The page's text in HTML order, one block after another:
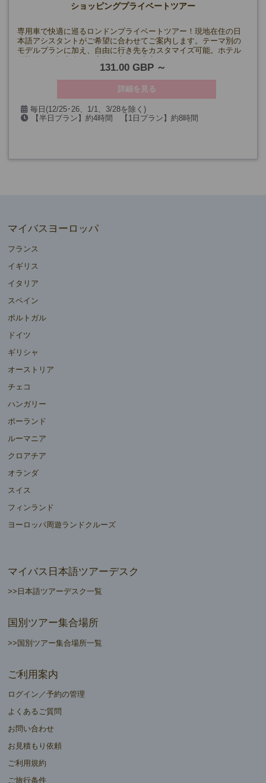
ショッピングプライベートツアー
専用車で快適に巡るロンドンプライベートツアー！現地在住の日
本語アシスタントがご希望に合わせてご案内します。テーマ別の
モデルプランに加え、自由に行き先をカスタマイズ可能。ホテル
131.00 GBP
詳細を見る
毎日(12/25･26、1/1、3/28を除く)
【半日プラン】約4時間 【1日プラン】約8時間
マイバスヨーロッパ
フランス
イギリス
イタリア
スペイン
ポルトガル
ドイツ
ギリシャ
オーストリア
チェコ
ハンガリー
ポーランド
ルーマニア
クロアチア
オランダ
スイス
フィンランド
ヨーロッパ周遊ランドクルーズ
マイバス日本語ツアーデスク
>>日本語ツアーデスク一覧
国別ツアー集合場所
>>国別ツアー集合場所一覧
ご利用案内
ログイン／予約の管理
よくあるご質問
お問い合わせ
お見積もり依頼
ご利用規約
ご旅行条件